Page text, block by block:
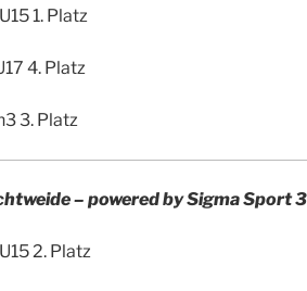
1. Platz
4. Platz
3. Platz
– powered by Sigma Sport
2. Platz